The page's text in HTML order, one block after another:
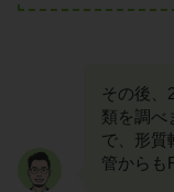
その後、
類を調べ
で、形質
管からも